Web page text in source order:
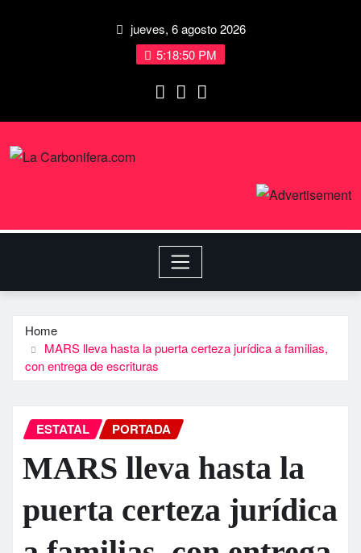
jueves, 6 agosto 2026
5:18:51 PM
Home
MARS lleva hasta la puerta certeza jurídica a familias,
con entrega de escrituras
ESTATAL PORTADA
MARS lleva hasta la
puerta certeza jurídica